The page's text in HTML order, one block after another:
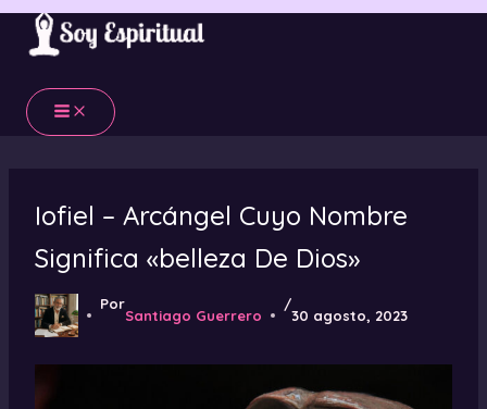
Ir
contenido
Iofiel – Arcángel Cuyo Nombre
Significa «belleza De Dios»
Por
Santiago Guerrero
/
30 agosto, 2023